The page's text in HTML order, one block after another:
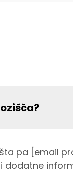
pa [email
dodatne